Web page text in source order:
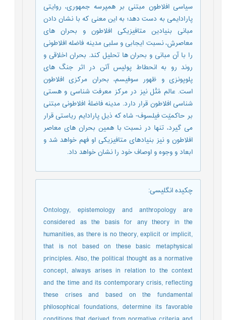
سیاسی افلاطون مبتنی بر همپرسه جمهوری، روایتی
پارادایمی به دست دهد؛ به این معنی که با نشان دادن
مبانی بنیادین متافیزیکی افلاطون و بحران های
معاصرش، نسبت ایجابی و سلبی مدینه فاضله افلاطونی
را با آن مبانی و بحران ها تحلیل کند. بحران اخلاقی و
روند رو به انحطاط پولیس آتن در اثر جنگ های
پلوپونزی و ظهور سوفیسم، بحران مرکزی افلاطون
است. عالم مُثُل نیز در مرکز معرفت شناسی و هستی
شناسی افلاطون قرار دارد. مدینه فاضلۀ افلاطونی مبتنی
بر حاکمیّت فیلسوف- شاه که ذیل پارادایم ریاستی قرار
می گیرد، تنها در نسبت با همین بحران های معاصر
افلاطون و نیز بنیادهای متافیزیکی او فهم خواهد شد و
ابعاد و وجوه و اوصاف خود را نشان خواهد داد.
چکیده انگلیسی:
Ontology, epistemology and anthropology are
considered as the basis for any theory in the
humanities, as there is no theory, explicit or implicit,
that is not based on these basic metaphysical
principles. Also, the political thought as a normative
concept, always arises in relation to the context
and the time and its contemporary crisis, reflecting
these crises and based on the fundamental
philosophical foundations, determine its favorable